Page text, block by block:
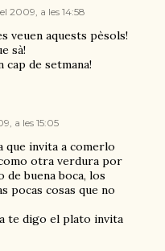
2009, a les 14:58
veuen aquests pèsols!
sà!
de setmana!
a les 15:05
que invita a comerlo
otra verdura por
de buena boca, los
pocas cosas que no
te digo el plato invita